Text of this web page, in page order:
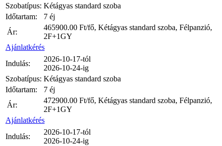
Szobatípus: Kétágyas standard szoba
Időtartam:
7 éj
Ár:
465900.00 Ft/fő, Kétágyas standard szoba, Félpanzió,
2F+1GY
Ajánlatkérés
Indulás:
2026-10-17-tól
2026-10-24-ig
Szobatípus: Kétágyas standard szoba
Időtartam:
7 éj
Ár:
472900.00 Ft/fő, Kétágyas standard szoba, Félpanzió,
2F+1GY
Ajánlatkérés
Indulás:
2026-10-17-tól
2026-10-24-ig